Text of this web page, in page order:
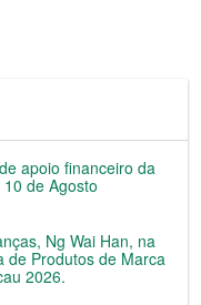
apoio financeiro da
de Agosto
Ng Wai Han, na
de Produtos de Marca
2026.